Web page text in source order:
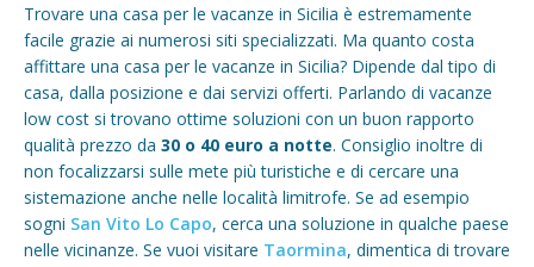
Trovare una casa per le vacanze in Sicilia è estremamente
facile grazie ai numerosi siti specializzati. Ma quanto costa
affittare una casa per le vacanze in Sicilia? Dipende dal tipo di
casa, dalla posizione e dai servizi offerti. Parlando di vacanze
low cost si trovano ottime soluzioni con un buon rapporto
qualità prezzo da 30 o 40 euro a notte. Consiglio inoltre di
non focalizzarsi sulle mete più turistiche e di cercare una
sistemazione anche nelle località limitrofe. Se ad esempio
sogni San Vito Lo Capo, cerca una soluzione in qualche paese
nelle vicinanze. Se vuoi visitare Taormina, dimentica di trovare